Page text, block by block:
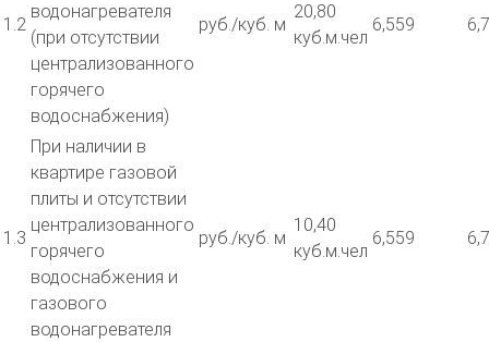
1.2
водонагревателя
(при отсутствии
централизованного
горячего
водоснабжения)
руб./куб. м
20,80
куб.м.чел
6,559
1.3
При наличии в
квартире газовой
плиты и отсутствии
централизованного
горячего
водоснабжения и
газового
водонагревателя
руб./куб. м
10,40
куб.м.чел
6,559